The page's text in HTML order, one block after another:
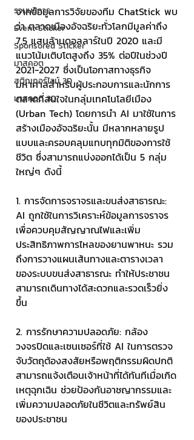
รวมบริการ
Event Sticker
Sponsored Sticker
มาสคอต
สติกเกอร์ไลน์ 3D
มาสคอต 3D
จากข้อมูลการวิจัยของทีม ChatStick พบ
ว่า ตลาดเมืองอัจฉริยะทั่วโลกมีมูลค่าถึง
7.5 แสนล้านดอลลาร์ในปี 2020 และมี
แนวโน้มเติบโตสูงถึง 35% ต่อปีในช่วงปี
2021-2027 ซึ่งเป็นโอกาสทางธุรกิจ
มหาศาลสำหรับผู้ประกอบการและนักการ
ตลาดที่สนใจในกลุ่มเทคโนโลยีเมือง
(Urban Tech) โดยการนำ AI มาใช้ในการ
สร้างเมืองอัจฉริยะนั้น มีหลากหลายรูป
แบบและครอบคลุมแทบทุกมิติของการใช้
ชีวิต ซึ่งสามารถแบ่งออกได้เป็น 5 กลุ่ม
ใหญ่ๆ ดังนี้
1. การจัดการจราจรและขนส่งสาธารณะ:
AI ถูกใช้ในการวิเคราะห์ข้อมูลการจราจร
เพื่อควบคุมสัญญาณไฟและเพิ่ม
ประสิทธิภาพการไหลของยานพาหนะ รวม
ถึงการวางแผนเส้นทางและตารางเวลา
ของระบบขนส่งสาธารณะ ทำให้ประชาชน
สามารถเดินทางได้สะดวกและรวดเร็วยิ่ง
ขึ้น
2. การรักษาความปลอดภัย: กล้อง
วงจรปิดและเซนเซอร์ที่ใช้ AI ในการตรวจ
จับวัตถุต้องสงสัยหรือพฤติกรรมผิดปกติ
สามารถแจ้งเตือนเจ้าหน้าที่ได้ทันทีเมื่อเกิด
เหตุฉุกเฉิน ช่วยป้องกันอาชญากรรมและ
เพิ่มความปลอดภัยในชีวิตและทรัพย์สิน
ของประชาชน